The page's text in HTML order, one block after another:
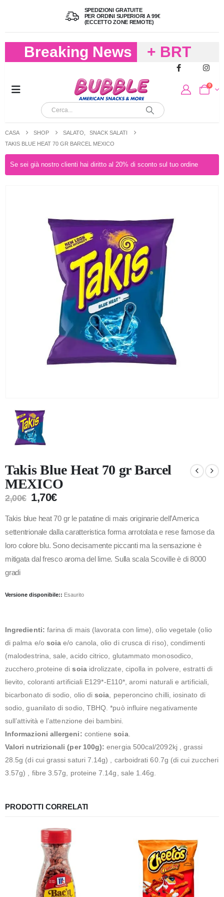
SPEDIZIONI GRATUITE
PER ORDINI SUPERIORI A 99€
(ECCETTO ZONE REMOTE)
Breaking News
+ BRT
FREDDO
PER
KG) –
CONSEGNA
IN 24/48
ORE AD
ECCEZIONE
DI ALCUNE
0
CASA SHOP SALATO
SNACK SALATI
TAKIS BLUE HEAT 70 GR BARCEL MEXICO
Se sei già nostro clienti hai diritto al 20% di sconto sul tuo ordine
Takis Blue Heat 70 gr Barcel
MEXICO
2,00€ 1,70€
Takis blue heat 70 gr le patatine di mais originarie dell’America
settentrionale dalla caratteristica forma arrotolata e rese famose da
loro colore blu. Sono decisamente piccanti ma la sensazione è
mitigata dal fresco aroma del lime. Sulla scala Scoville è di 8000
gradi
Versione disponibile:: Esaurito
Ingredienti: farina di mais (lavorata con lime), olio vegetale (olio
di palma e/o soia e/o canola, olio di crusca di riso), condimenti
(malodestrina, sale, acido citrico, glutammato monosodico,
zucchero,proteine disoiaidrolizzate, cipolla in polvere, estratti di
lievito, coloranti artificiali E129*-E110*, aromi naturali e artificiali,
bicarbonato di sodio, olio disoia , peperoncino chilli, iosinato di
sodio, guanilato di sodio, TBHQ. *può influire negativamente
sull’attività e l’attenzione dei bambini.
Informazioni allergeni: contienesoia.
Valori nutrizionali (per 100g): energia 500cal/2092kj , grassi
28.5g (di cui grassi saturi 7.14g) , carboidrati 60.7g (di cui zuccheri
3.57g) , fibre 3.57g, proteine 7.14g, sale 1.46g.
PRODOTTI CORRELATI